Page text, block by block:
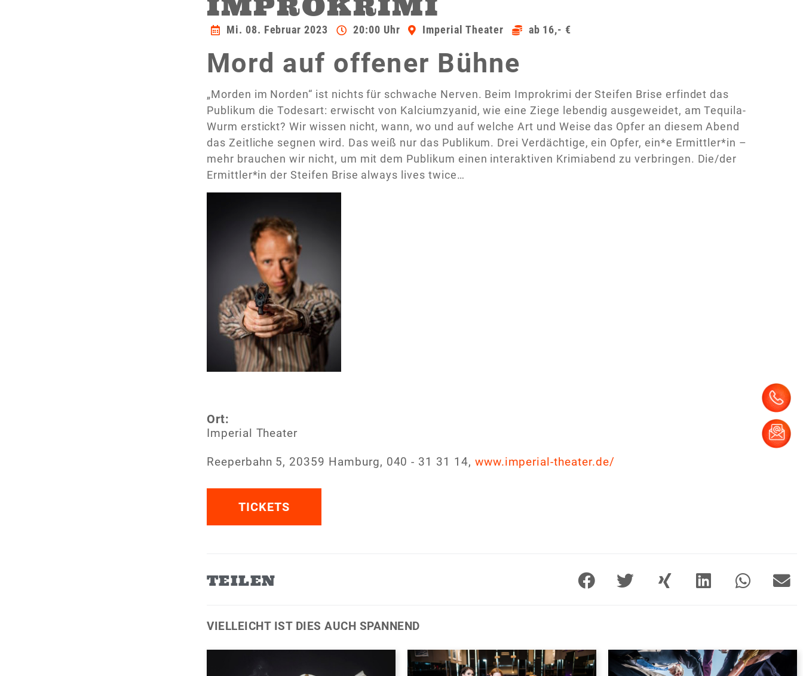
Mi. 08. Februar 2023 20:00 Uhr Imperial Theater ab 16,- €
Mord auf offener Bühne
„Morden im Norden“ ist nichts für schwache Nerven. Beim Improkrimi der Steifen Brise erfindet das
Publikum die Todesart: erwischt von Kalciumzyanid, wie eine Ziege lebendig ausgeweidet, am Tequila-
Wurm erstickt? Wir wissen nicht, wann, wo und auf welche Art und Weise das Opfer an diesem Abend
das Zeitliche segnen wird. Das weiß nur das Publikum. Drei Verdächtige, ein Opfer, ein*e Ermittler*in –
mehr brauchen wir nicht, um mit dem Publikum einen interaktiven Krimiabend zu verbringen. Die/der
Ermittler*in der Steifen Brise always lives twice…
Ort:
Imperial Theater
Reeperbahn 5, 20359 Hamburg, 040 - 31 31 14, www.imperial-theater.de/
TICKETS
TEILEN
VIELLEICHT IST DIES AUCH SPANNEND